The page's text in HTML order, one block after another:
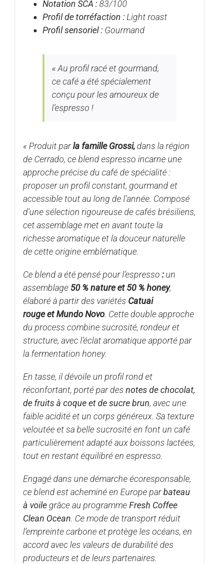
Notation SCA : 83/100
Profil de torréfaction :Light roast
Profil sensoriel :Gourmand
«Au profil racé et gourmand,
ce café a été spécialement
conçu pour les amoureux de
l’espresso !
« Produit parla famille Grossi,dans la région
de Cerrado, ce blend espresso incarne une
approche précise du café de spécialité :
proposer un profil constant, gourmand et
accessible tout au long de l’année. Composé
d’une sélection rigoureuse de cafés brésiliens,
cet assemblage met en avant toute la
richesse aromatique et la douceur naturelle
de cette origine emblématique.
Ce blend a été pensé pour l’espresso :un
assemblage50 % nature et 50 % honey,
élaboré à partir des variétés Catuai
rouge et Mundo Novo. Cette double approche
du process combine sucrosité, rondeur et
structure, avec l’éclat aromatique apporté par
la fermentation honey.
En tasse, il dévoile un profil rond et
réconfortant, porté par des notes de chocolat,
de fruits à coque et de sucre brun, avec une
faible acidité et un corps généreux. Sa texture
veloutée et sa belle sucrosité en font un café
particulièrement adapté aux boissons lactées,
tout en restant équilibré en espresso.
Engagé dans une démarche écoresponsable,
ce blend est acheminé en Europe parbateau
à voilegrâce au programmeFresh Coffee
Clean Ocean. Ce mode de transport réduit
l’empreinte carbone et protège les océans, en
accord avec les valeurs de durabilité des
producteurs et de leurs partenaires.